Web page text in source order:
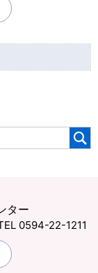
ター
0594-22-1211